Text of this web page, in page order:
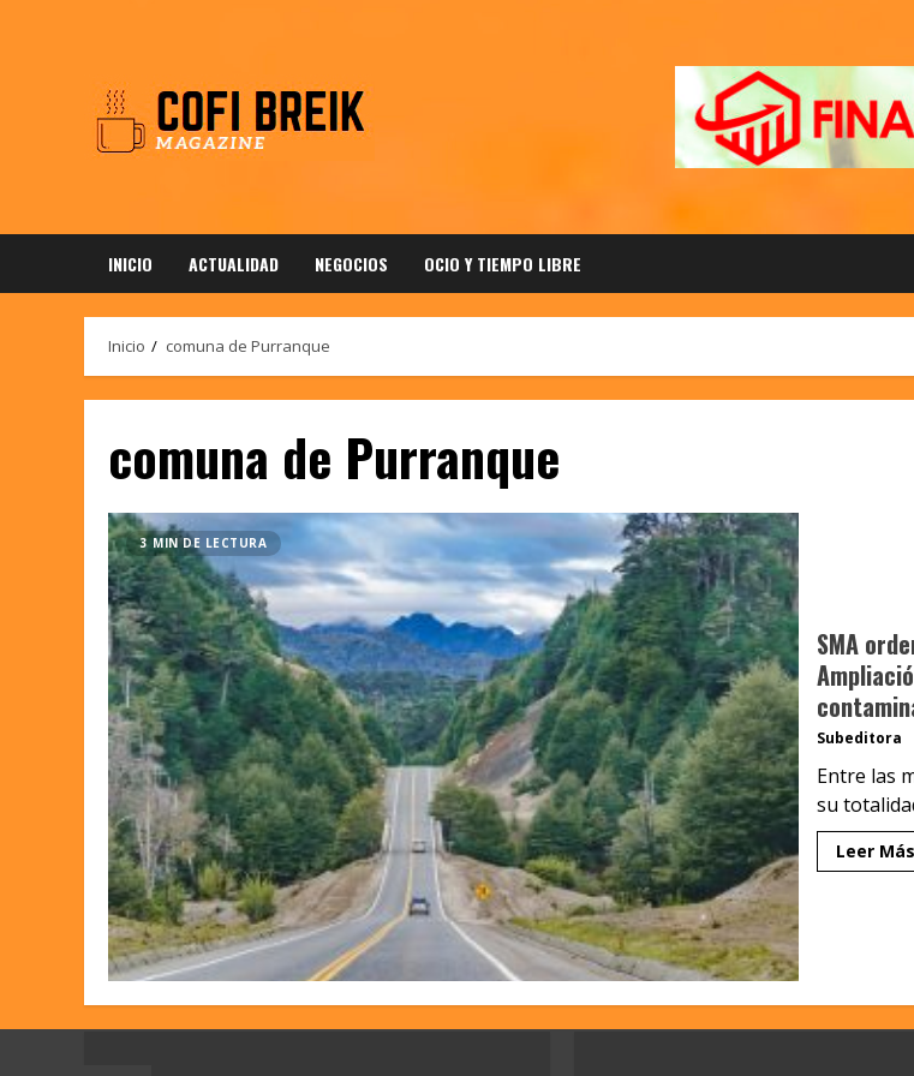
INICIO ACTUALIDAD NEGOCIOS OCIO Y TIEMPO LIBRE
Inicio comuna de Purranque
comuna de Purranque
3 MIN DE LECTURA
SMA
Subeditora
Entre las
su
Leer Más